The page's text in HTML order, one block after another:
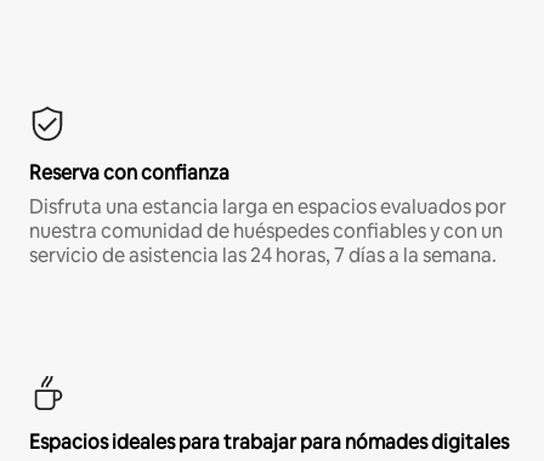
Reserva con confianza
Disfruta una estancia larga en espacios evaluados por
nuestra comunidad de huéspedes confiables y con un
servicio de asistencia las 24 horas, 7 días a la semana.
Espacios ideales para trabajar para nómades digitales